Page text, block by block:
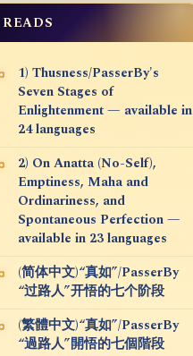
1) Thusness/PasserBy's
Seven Stages of
Enlightenment — available in
24 languages
2) On Anatta (No-Self),
Emptiness, Maha and
Ordinariness, and
Spontaneous Perfection —
available in 23 languages
(简体中文)“真如”/PasserBy
“过路人”开悟的七个阶段
(繁體中文)“真如”/PasserBy
“過路人”開悟的七個階段